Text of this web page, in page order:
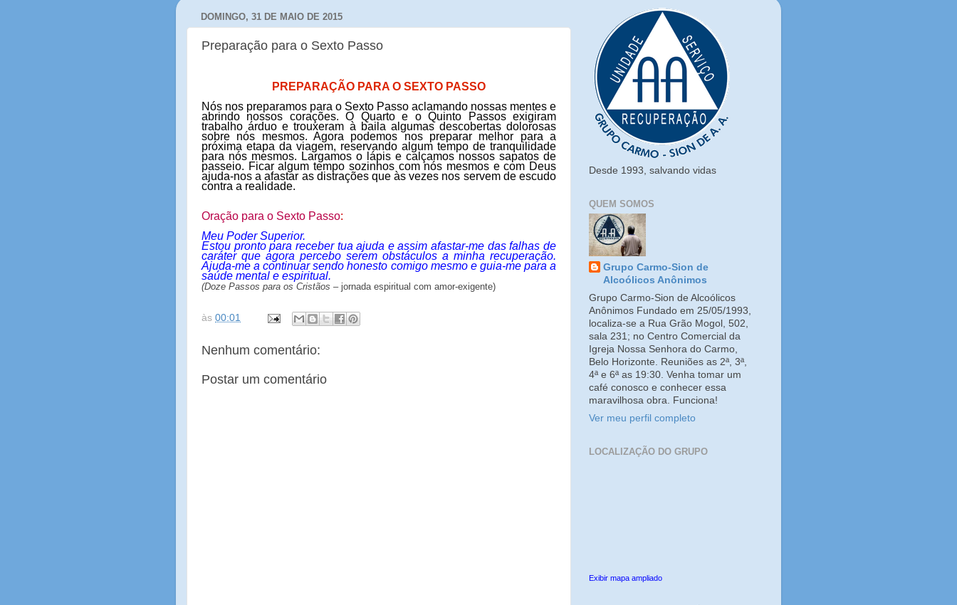
DOMINGO, 31 DE MAIO DE 2015
Preparação para o Sexto Passo
PREPARAÇÃO PARA O SEXTO PASSO
Nós nos preparamos para o Sexto Passo aclamando nossas mentes e
abrindo nossos corações. O Quarto e o Quinto Passos exigiram
trabalho árduo e trouxeram à baila algumas descobertas dolorosas
sobre nós mesmos. Agora podemos nos preparar melhor para a
próxima etapa da viagem, reservando algum tempo de tranquilidade
para nós mesmos. Largamos o lápis e calçamos nossos sapatos de
passeio. Ficar algum tempo sozinhos com nós mesmos e com Deus
ajuda-nos a afastar as distrações que às vezes nos servem de escudo
contra a realidade.
Oração para o Sexto Passo:
Meu Poder Superior.
Estou pronto para receber tua ajuda e assim afastar-me das falhas de
caráter que agora percebo serem obstáculos a minha recuperação.
Ajuda-me a continuar sendo honesto comigo mesmo e guia-me para a
saúde mental e espiritual.
(Doze Passos para os Cristãos – jornada espiritual com amor-exigente)
às 00:01
Nenhum comentário:
Postar um comentário
Desde 1993, salvando vidas
QUEM SOMOS
Grupo Carmo-Sion de
Alcoólicos Anônimos
Grupo Carmo-Sion de Alcoólicos
Anônimos Fundado em 25/05/1993,
localiza-se a Rua Grão Mogol, 502,
sala 231; no Centro Comercial da
Igreja Nossa Senhora do Carmo,
Belo Horizonte. Reuniões as 2ª, 3ª,
4ª e 6ª as 19:30. Venha tomar um
café conosco e conhecer essa
maravilhosa obra. Funciona!
Ver meu perfil completo
LOCALIZAÇÃO DO GRUPO
Exibir mapa ampliado